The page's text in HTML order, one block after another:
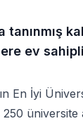
tanınmış
ev
En İyi
250